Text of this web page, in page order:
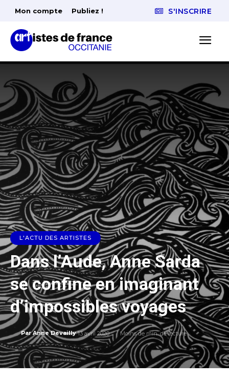
Mon compte Publiez ! S'INSCRIRE
L'ACTU DES ARTISTES
Dans l’Aude, Anne Sarda
se confine en imaginant
d’impossibles voyages
Par Anne Devailly 13 avril 2020 Moins de min. de lecture